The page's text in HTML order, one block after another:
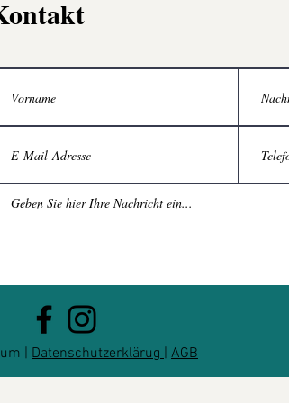
| Datenschutzerklärug | AGB